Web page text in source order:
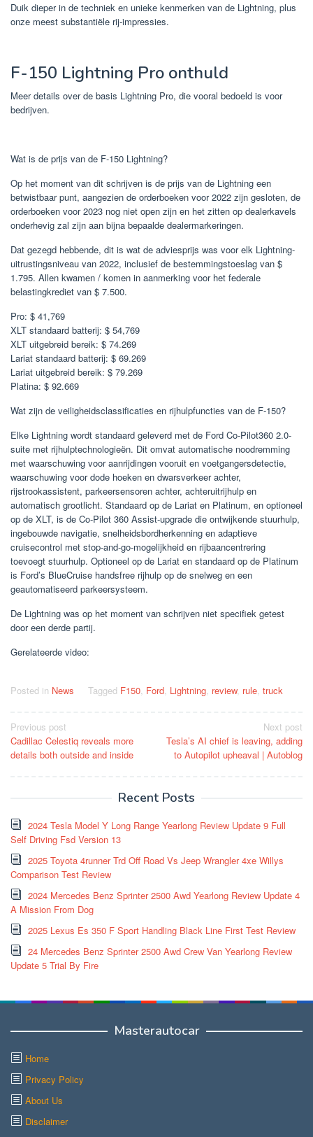
Duik dieper in de techniek en unieke kenmerken van de Lightning, plus
onze meest substantiële rij-impressies.
F-150 Lightning Pro onthuld
Meer details over de basis Lightning Pro, die vooral bedoeld is voor
bedrijven.
Wat is de prijs van de F-150 Lightning?
Op het moment van dit schrijven is de prijs van de Lightning een
betwistbaar punt, aangezien de orderboeken voor 2022 zijn gesloten, de
orderboeken voor 2023 nog niet open zijn en het zitten op dealerkavels
onderhevig zal zijn aan bijna bepaalde dealermarkeringen.
Dat gezegd hebbende, dit is wat de adviesprijs was voor elk Lightning-
uitrustingsniveau van 2022, inclusief de bestemmingstoeslag van $
1.795. Allen kwamen / komen in aanmerking voor het federale
belastingkrediet van $ 7.500.
Pro: $ 41,769
XLT standaard batterij: $ 54,769
XLT uitgebreid bereik: $ 74.269
Lariat standaard batterij: $ 69.269
Lariat uitgebreid bereik: $ 79.269
Platina: $ 92.669
Wat zijn de veiligheidsclassificaties en rijhulpfuncties van de F-150?
Elke Lightning wordt standaard geleverd met de Ford Co-Pilot360 2.0-
suite met rijhulptechnologieën. Dit omvat automatische noodremming
met waarschuwing voor aanrijdingen vooruit en voetgangersdetectie,
waarschuwing voor dode hoeken en dwarsverkeer achter,
rijstrookassistent, parkeersensoren achter, achteruitrijhulp en
automatisch grootlicht. Standaard op de Lariat en Platinum, en optioneel
op de XLT, is de Co-Pilot 360 Assist-upgrade die ontwijkende stuurhulp,
ingebouwde navigatie, snelheidsbordherkenning en adaptieve
cruisecontrol met stop-and-go-mogelijkheid en rijbaancentrering
toevoegt stuurhulp. Optioneel op de Lariat en standaard op de Platinum
is Ford’s BlueCruise handsfree rijhulp op de snelweg en een
geautomatiseerd parkeersysteem.
De Lightning was op het moment van schrijven niet specifiek getest
door een derde partij.
Gerelateerde video:
Posted in News Tagged F150, Ford, Lightning, review, rule, truck
Post
navigation
Previous post
Cadillac Celestiq reveals more
details both outside and inside
Next post
Tesla’s AI chief is leaving, adding
to Autopilot upheaval | Autoblog
Recent Posts
2024 Tesla Model Y Long Range Yearlong Review Update 9 Full
Self Driving Fsd Version 13
2025 Toyota 4runner Trd Off Road Vs Jeep Wrangler 4xe Willys
Comparison Test Review
2024 Mercedes Benz Sprinter 2500 Awd Yearlong Review Update 4
A Mission From Dog
2025 Lexus Es 350 F Sport Handling Black Line First Test Review
24 Mercedes Benz Sprinter 2500 Awd Crew Van Yearlong Review
Update 5 Trial By Fire
Masterautocar
Home
Privacy Policy
About Us
Disclaimer